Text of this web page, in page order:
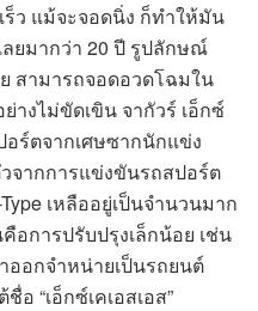
ว แม้จะจอดนิ่ง ก็ทำให้มัน
ลยมากว่า 20 ปี รูปลักษณ์
สามารถจอดอวดโฉมใน
างไม่ขัดเขิน จากัวร์ เอ็กซ์
อร์ตจากเศษซากนักแข่ง
จากการแข่งขันรถสปอร์ต
เหลืออยู่เป็นจำนวนมาก
การปรับปรุงเล็กน้อย เช่น
ออกจำหน่ายเป็นรถยนต์
“เอ็กซ์เคเอสเอส”